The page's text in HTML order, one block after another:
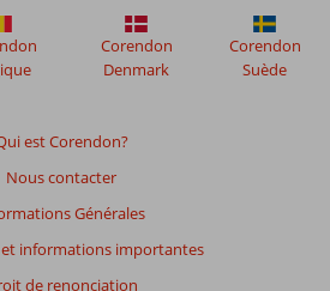
est Corendon?
Nous contacter
Générales
informations importantes
de renonciation
Corendon
Denmark
Corendon
Suède